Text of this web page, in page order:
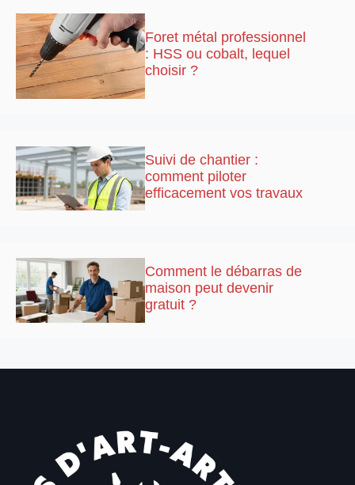
Foret métal professionnel
: HSS ou cobalt, lequel
choisir ?
Suivi de chantier :
comment piloter
efficacement vos travaux
Comment le débarras de
maison peut devenir
gratuit ?